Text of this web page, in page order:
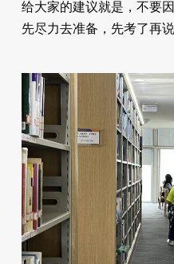
给大家的建议就是，不要
先尽力去准备，先考了再